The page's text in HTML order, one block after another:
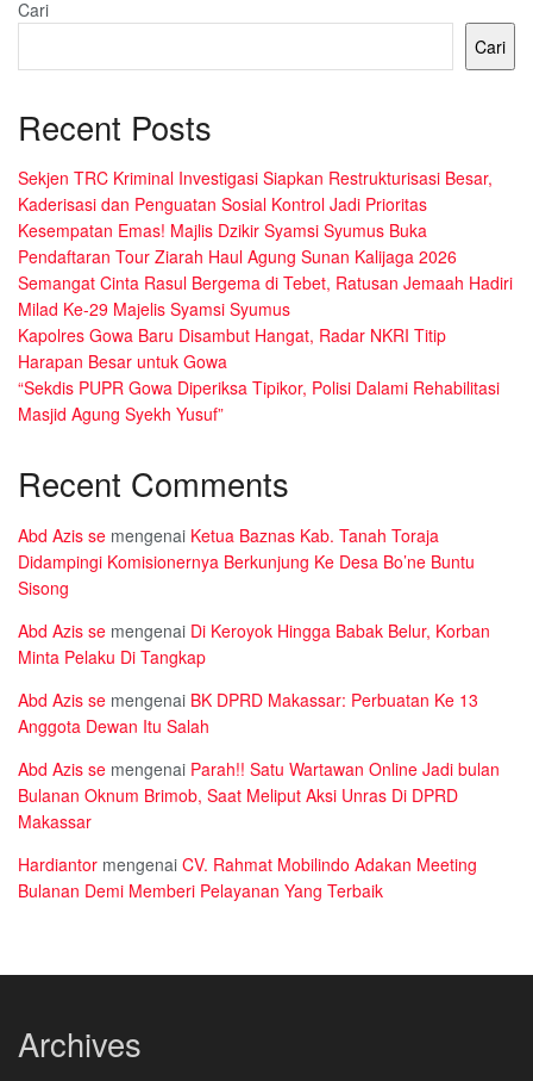
Cari
Cari
Recent Posts
Sekjen TRC Kriminal Investigasi Siapkan Restrukturisasi Besar,
Kaderisasi dan Penguatan Sosial Kontrol Jadi Prioritas
Kesempatan Emas! Majlis Dzikir Syamsi Syumus Buka
Pendaftaran Tour Ziarah Haul Agung Sunan Kalijaga 2026
Semangat Cinta Rasul Bergema di Tebet, Ratusan Jemaah Hadiri
Milad Ke-29 Majelis Syamsi Syumus
Kapolres Gowa Baru Disambut Hangat, Radar NKRI Titip
Harapan Besar untuk Gowa
“Sekdis PUPR Gowa Diperiksa Tipikor, Polisi Dalami Rehabilitasi
Masjid Agung Syekh Yusuf”
Recent Comments
Abd Azis se mengenai Ketua Baznas Kab. Tanah Toraja
Didampingi Komisionernya Berkunjung Ke Desa Bo’ne Buntu
Sisong
Abd Azis se mengenai Di Keroyok Hingga Babak Belur, Korban
Minta Pelaku Di Tangkap
Abd Azis se mengenai BK DPRD Makassar: Perbuatan Ke 13
Anggota Dewan Itu Salah
Abd Azis se mengenai Parah!! Satu Wartawan Online Jadi bulan
Bulanan Oknum Brimob, Saat Meliput Aksi Unras Di DPRD
Makassar
Hardiantor mengenai CV. Rahmat Mobilindo Adakan Meeting
Bulanan Demi Memberi Pelayanan Yang Terbaik
Archives